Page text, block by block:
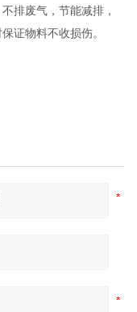
排废气，节能减排，
保证物料不收损伤。